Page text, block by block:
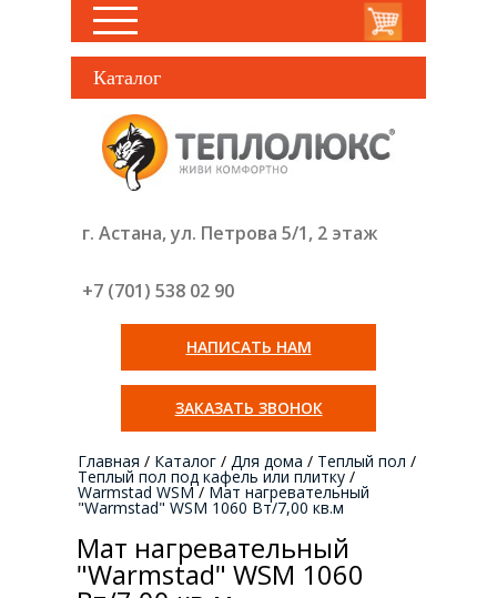
Каталог
г. Астана, ул. Петрова 5/1, 2 этаж
+7 (701) 538 02 90
НАПИСАТЬ НАМ
ЗАКАЗАТЬ ЗВОНОК
Главная / Каталог / Для дома / Теплый пол /
Теплый пол под кафель или плитку /
Warmstad WSM / Мат нагревательный
"Warmstad" WSM 1060 Вт/7,00 кв.м
Мат нагревательный
"Warmstad" WSM 1060